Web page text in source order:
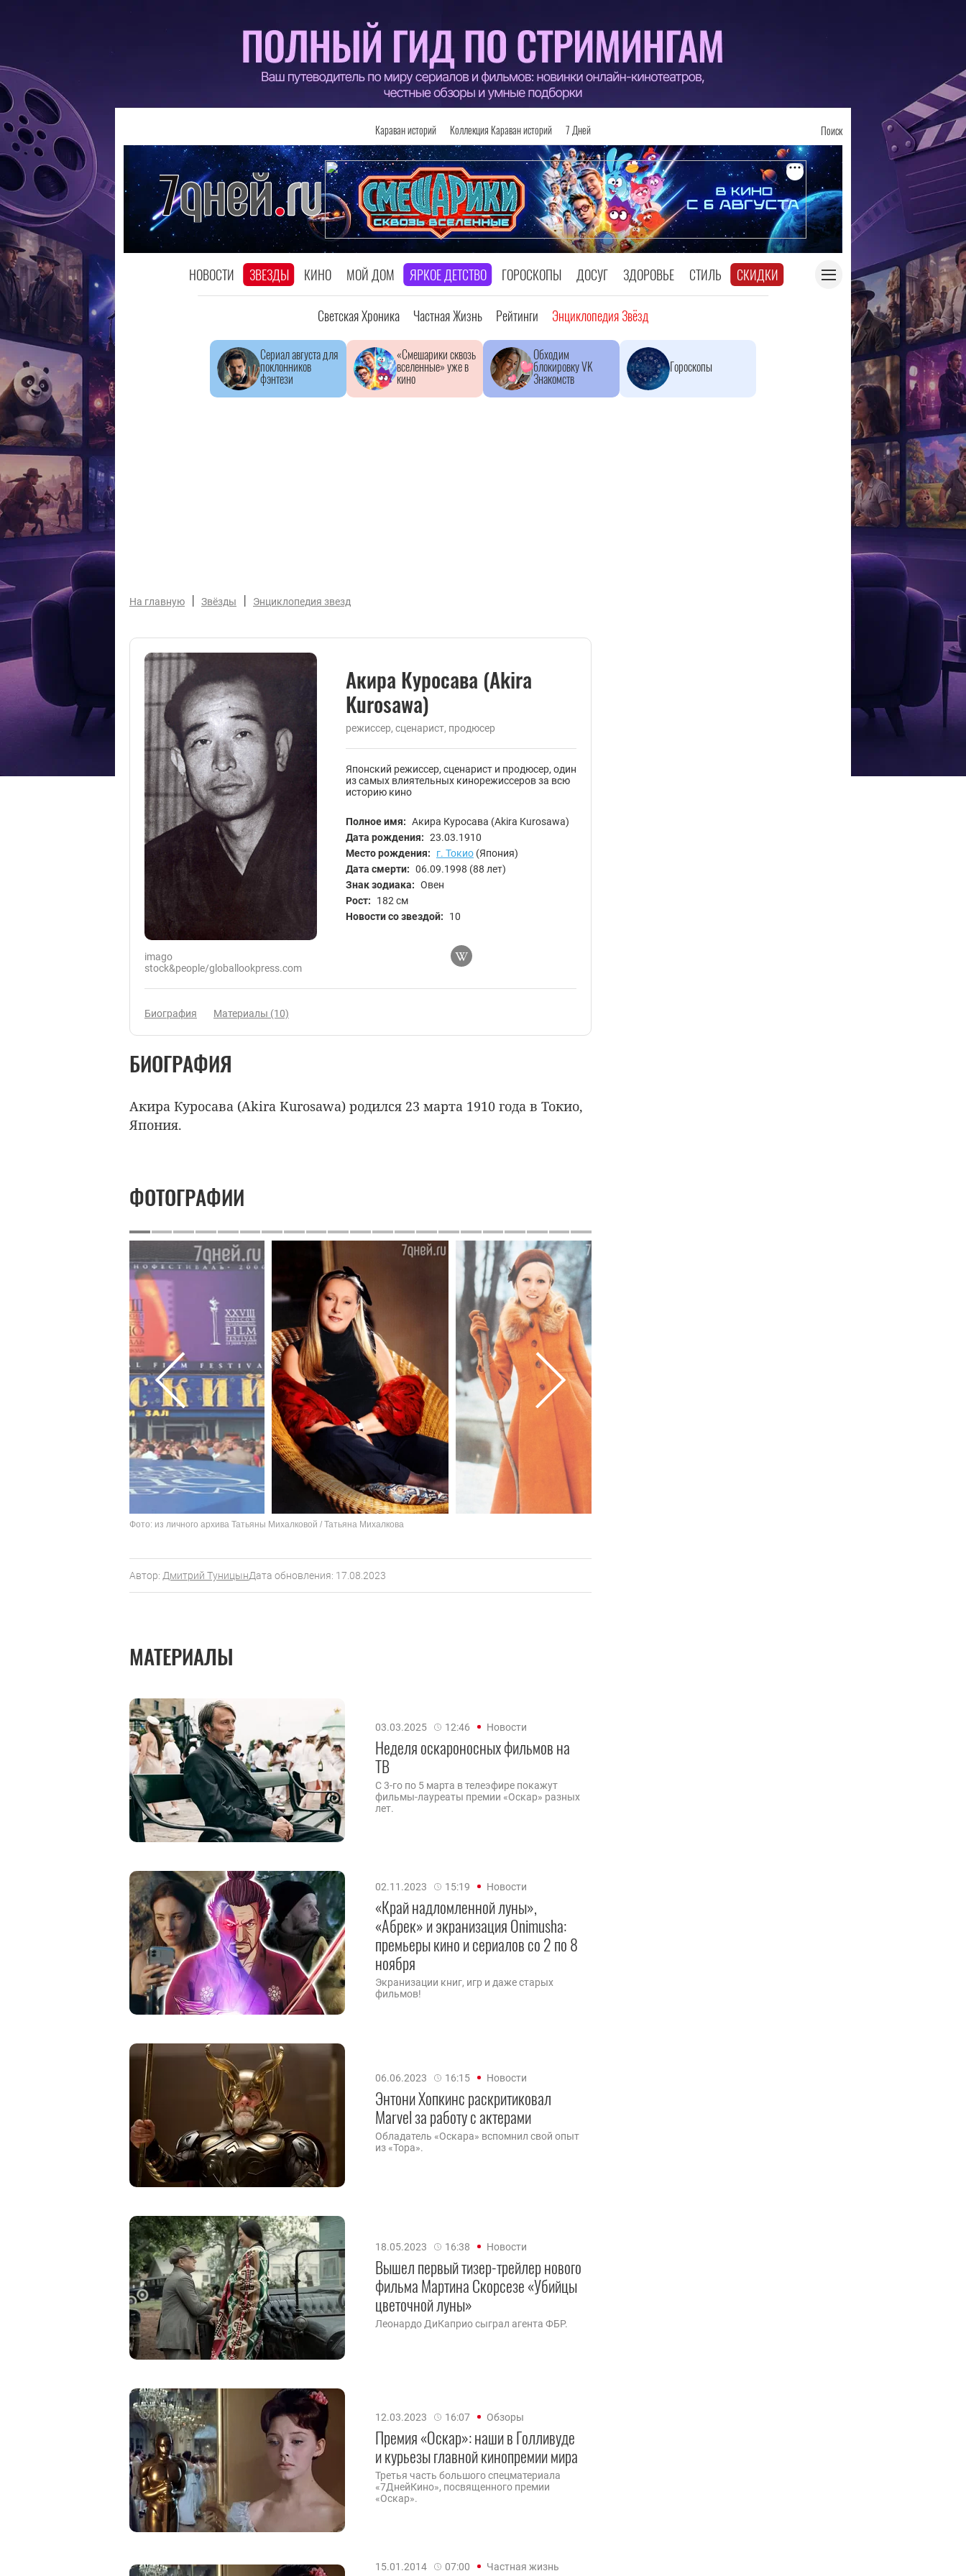
Караван историй Коллекция Караван историй 7 Дней Поиск
НОВОСТИ ЗВЕЗДЫ КИНО МОЙ ДОМ ЯРКОЕ ДЕТСТВО ГОРОСКОПЫ ДОСУГ ЗДОРОВЬЕ СТИЛЬ СКИДКИ
Светская Хроника Частная Жизнь Рейтинги Энциклопедия Звёзд
Сериал августа для
поклонников
фэнтези
«Смешарики сквозь
вселенные» уже в
кино
Обходим
блокировку VK
Знакомств
Гороскопы
На главную | Звёзды | Энциклопедия звезд
imago
stock&people/globallookpress.com
Акира Куросава (Akira
Kurosawa)
режиссер, сценарист, продюсер
Японский режиссер, сценарист и продюсер, один
из самых влиятельных кинорежиссеров за всю
историю кино
Полное имя: Акира Куросава (Akira Kurosawa)
Дата рождения: 23.03.1910
Место рождения:
г. Токио (Япония)
Дата смерти: 06.09.1998 (88 лет)
Знак зодиака: Овен
Рост:
182 см
Новости со звездой:
10
Биография Материалы (10)
БИОГРАФИЯ
Акира Куросава (Akira Kurosawa) родился 23 марта 1910 года в Токио,
Япония.
ФОТОГРАФИИ
Фото: из личного архива Татьяны Михалковой / Татьяна Михалкова
Автор: Дмитрий ТуницынДата обновления: 17.08.2023
МАТЕРИАЛЫ
03.03.2025 12:46 Новости
Неделя оскароносных фильмов на
ТВ
С 3-го по 5 марта в телеэфире покажут
фильмы-лауреаты премии «Оскар» разных
лет.
02.11.2023 15:19 Новости
«Край надломленной луны»,
«Абрек» и экранизация Onimusha:
премьеры кино и сериалов со 2 по 8
ноября
Экранизации книг, игр и даже старых
фильмов!
06.06.2023 16:15 Новости
Энтони Хопкинс раскритиковал
Marvel за работу с актерами
Обладатель «Оскара» вспомнил свой опыт
из «Тора».
18.05.2023 16:38 Новости
Вышел первый тизер-трейлер нового
фильма Мартина Скорсезе «Убийцы
цветочной луны»
Леонардо ДиКаприо сыграл агента ФБР.
12.03.2023 16:07 Обзоры
Премия «Оскар»: наши в Голливуде
и курьезы главной кинопремии мира
Третья часть большого спецматериала
«7ДнейКино», посвященного премии
«Оскар».
15.01.2014 07:00 Частная жизнь